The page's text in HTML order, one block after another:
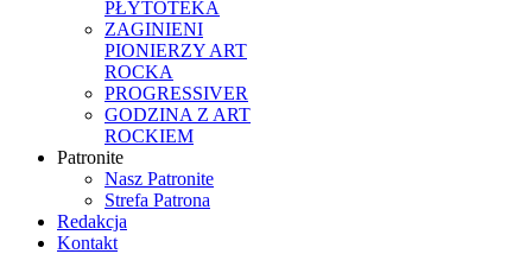
PŁYTOTEKA
ZAGINIENI
PIONIERZY ART
ROCKA
PROGRESSIVER
GODZINA Z ART
ROCKIEM
Patronite
Nasz Patronite
Strefa Patrona
Redakcja
Kontakt